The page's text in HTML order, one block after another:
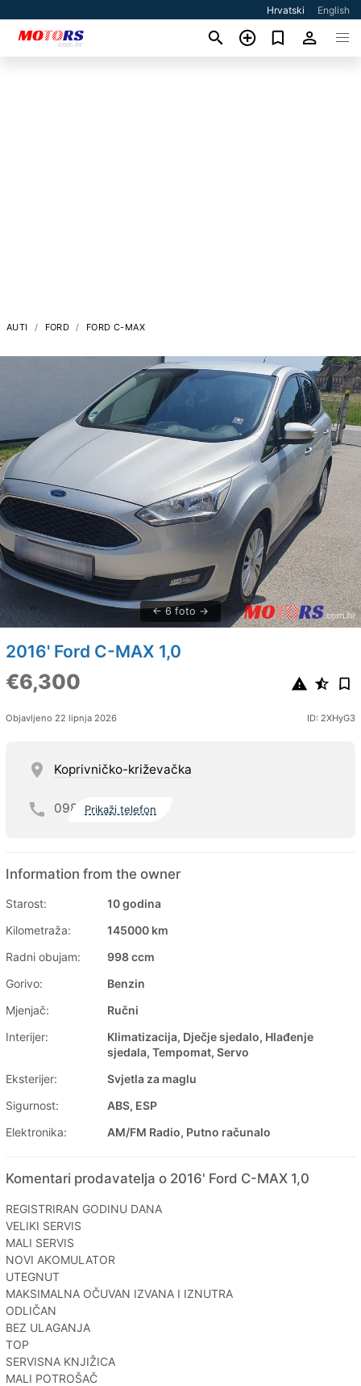
Hrvatski English
AUTI FORD FORD C-MAX
6 foto
2016' Ford C-MAX 1,0
€6,300
Objavljeno 22 lipnja 2026 ID: 2XHyG3
Koprivničko-križevačka
098 Prikaži telefon
Information from the owner
Starost:
10 godina
Kilometraža:
145000 km
Radni obujam:
998 ccm
Gorivo:
Benzin
Mjenjač:
Ručni
Interijer:
Klimatizacija, Dječje sjedalo, Hlađenje
sjedala, Tempomat, Servo
Eksterijer:
Svjetla za maglu
Sigurnost:
ABS, ESP
Elektronika:
AM/FM Radio, Putno računalo
Komentari prodavatelja o 2016' Ford C-MAX 1,0
REGISTRIRAN GODINU DANA
VELIKI SERVIS
MALI SERVIS
NOVI AKOMULATOR
UTEGNUT
MAKSIMALNA OČUVAN IZVANA I IZNUTRA
ODLIČAN
BEZ ULAGANJA
TOP
SERVISNA KNJIŽICA
MALI POTROŠAČ